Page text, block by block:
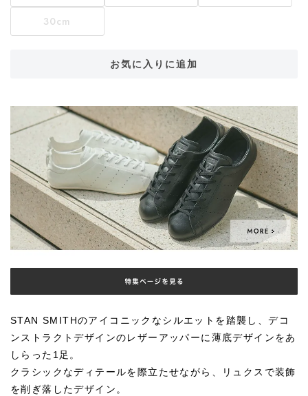
30cm
お気に入りに追加
STAN SMITHのアイコニックなシルエットを踏襲し、デコ
ンストラクトデザインのレザーアッパーに薄底デザインをあ
しらった1足。
クラシックなディテールを際立たせながら、リュクスで装飾
を削ぎ落したデザイン。